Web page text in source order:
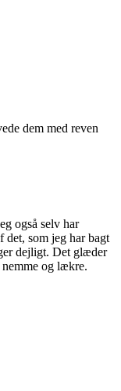
dem med reven
også selv har
det, som jeg har bagt
dejligt. Det glæder
nemme og lækre.